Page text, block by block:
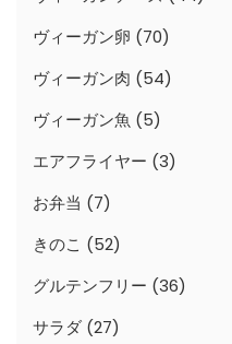
ヴィーガン卵 (70)
ヴィーガン肉 (54)
ヴィーガン魚 (5)
エアフライヤー (3)
お弁当 (7)
きのこ (52)
グルテンフリー (36)
サラダ (27)